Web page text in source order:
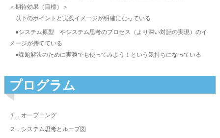
＜期待効果（目標）＞
以下のポイントと実践イメージが明確になっている
●システム原型 やシステム思考のプロセス（より深い対話の実現）のイ
メージが持てている
●課題解決のために実務でも使ってみよう！という気持ちになっている
プログラム
１．オープニング
２．システム思考とループ図